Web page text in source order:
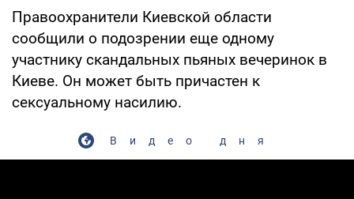
Правоохранители Киевской области
сообщили о подозрении еще одному
участнику скандальных пьяных вечеринок в
Киеве. Он может быть причастен к
сексуальному насилию.
Видео дня